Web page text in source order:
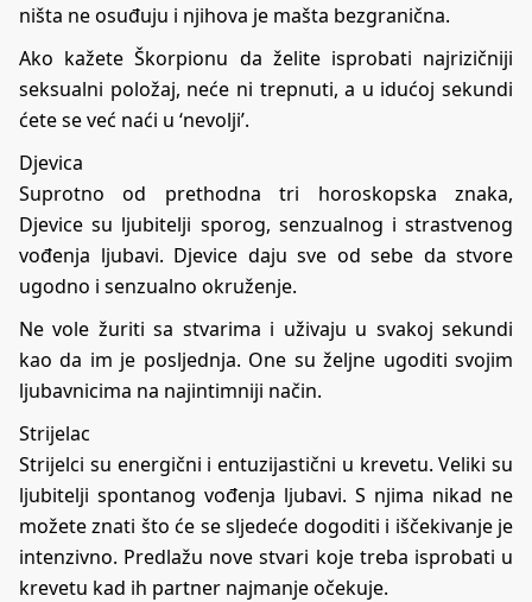
ništa ne osuđuju i njihova je mašta bezgranična.
Ako kažete Škorpionu da želite isprobati najrizičniji
seksualni položaj, neće ni trepnuti, a u idućoj sekundi
ćete se već naći u ‘nevolji’.
Djevica
Suprotno od prethodna tri horoskopska znaka,
Djevice su ljubitelji sporog, senzualnog i strastvenog
vođenja ljubavi. Djevice daju sve od sebe da stvore
ugodno i senzualno okruženje.
Ne vole žuriti sa stvarima i uživaju u svakoj sekundi
kao da im je posljednja. One su željne ugoditi svojim
ljubavnicima na najintimniji način.
Strijelac
Strijelci su energični i entuzijastični u krevetu. Veliki su
ljubitelji spontanog vođenja ljubavi. S njima nikad ne
možete znati što će se sljedeće dogoditi i iščekivanje je
intenzivno. Predlažu nove stvari koje treba isprobati u
krevetu kad ih partner najmanje očekuje.